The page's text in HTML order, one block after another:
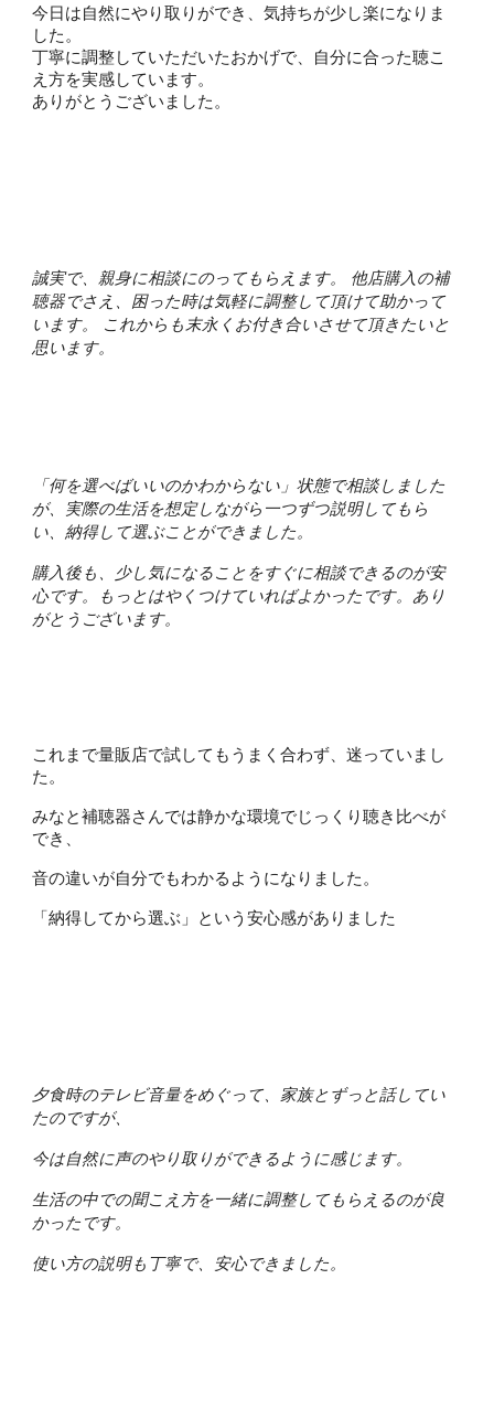
今日は自然にやり取りができ、気持ちが少し楽になりま
した。
丁寧に調整していただいたおかげで、自分に合った聴こ
え方を実感しています。
ありがとうございました。
誠実で、親身に相談にのってもらえます。 他店購入の補
聴器でさえ、困った時は気軽に調整して頂けて助かって
います。 これからも末永くお付き合いさせて頂きたいと
思います。
「何を選べばいいのかわからない」状態で相談しました
が、実際の生活を想定しながら一つずつ説明してもら
い、納得して選ぶことができました。
購入後も、少し気になることをすぐに相談できるのが安
心です。もっとはやくつけていればよかったです。あり
がとうございます。
これまで量販店で試してもうまく合わず、迷っていまし
た。
みなと補聴器さんでは静かな環境でじっくり聴き比べが
でき、
音の違いが自分でもわかるようになりました。
「納得してから選ぶ」という安心感がありました
夕食時のテレビ音量をめぐって、家族とずっと話してい
たのですが、
今は自然に声のやり取りができるように感じます。
生活の中での聞こえ方を一緒に調整してもらえるのが良
かったです。
使い方の説明も丁寧で、安心できました。